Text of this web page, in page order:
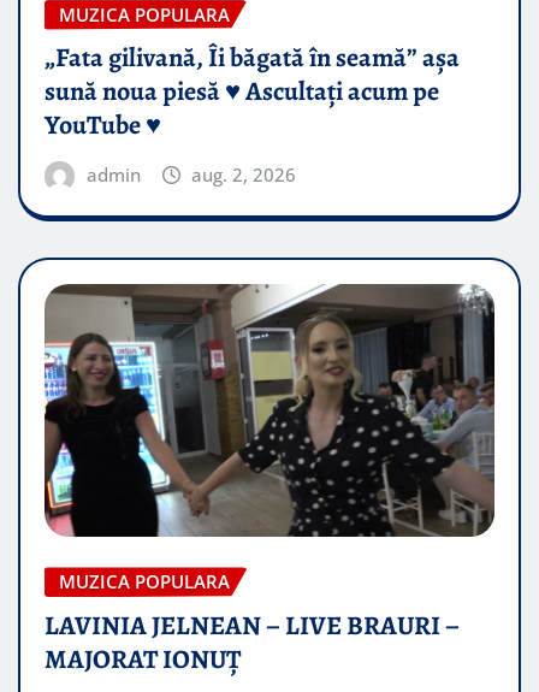
MUZICA POPULARA
„Fata gilivană, Îi băgată în seamă” așa
sună noua piesă ♥️ Ascultați acum pe
YouTube ♥️
admin aug. 2, 2026
MUZICA POPULARA
LAVINIA JELNEAN – LIVE BRAURI –
MAJORAT IONUŢ